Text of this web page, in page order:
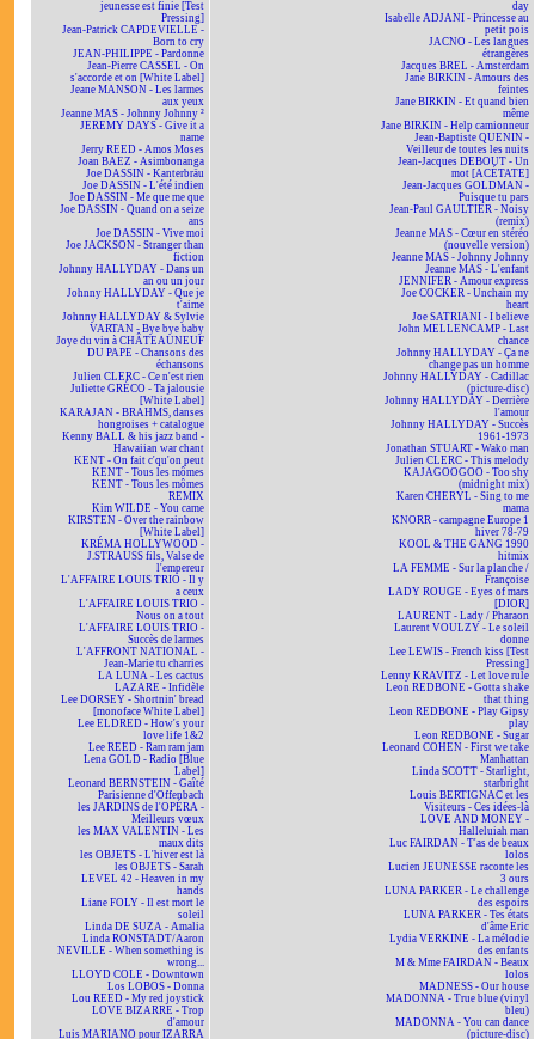
jeunesse est finie [Test
Pressing]
Jean-Patrick CAPDEVIELLE -
Born to cry
JEAN-PHILIPPE - Pardonne
Jean-Pierre CASSEL - On
s'accorde et on [White Label]
Jeane MANSON - Les larmes
aux yeux
Jeanne MAS - Johnny Johnny ²
JEREMY DAYS - Give it a
name
Jerry REED - Amos Moses
Joan BAEZ - Asimbonanga
Joe DASSIN - Kanterbräu
Joe DASSIN - L'été indien
Joe DASSIN - Me que me que
Joe DASSIN - Quand on a seize
ans
Joe DASSIN - Vive moi
Joe JACKSON - Stranger than
fiction
Johnny HALLYDAY - Dans un
an ou un jour
Johnny HALLYDAY - Que je
t'aime
Johnny HALLYDAY & Sylvie
VARTAN - Bye bye baby
Joye du vin à CHÂTEAUNEUF
DU PAPE - Chansons des
échansons
Julien CLERC - Ce n'est rien
Juliette GRÉCO - Ta jalousie
[White Label]
KARAJAN - BRAHMS, danses
hongroises + catalogue
Kenny BALL & his jazz band -
Hawaiian war chant
KENT - On fait c'qu'on peut
KENT - Tous les mômes
KENT - Tous les mômes
REMIX
Kim WILDE - You came
KIRSTEN - Over the rainbow
[White Label]
KRÉMA HOLLYWOOD -
J.STRAUSS fils, Valse de
l'empereur
L'AFFAIRE LOUIS TRIO - Il y
a ceux
L'AFFAIRE LOUIS TRIO -
Nous on a tout
L'AFFAIRE LOUIS TRIO -
Succès de larmes
L'AFFRONT NATIONAL -
Jean-Marie tu charries
LA LUNA - Les cactus
LAZARE - Infidèle
Lee DORSEY - Shortnin' bread
[monoface White Label]
Lee ELDRED - How's your
love life 1&2
Lee REED - Ram ram jam
Lena GOLD - Radio [Blue
Label]
Leonard BERNSTEIN - Gaîté
Parisienne d'Offenbach
les JARDINS de l'OPÉRA -
Meilleurs vœux
les MAX VALENTIN - Les
maux dits
les OBJETS - L'hiver est là
les OBJETS - Sarah
LEVEL 42 - Heaven in my
hands
Liane FOLY - Il est mort le
soleil
Linda DE SUZA - Amalia
Linda RONSTADT/Aaron
NEVILLE - When something is
wrong...
LLOYD COLE - Downtown
Los LOBOS - Donna
Lou REED - My red joystick
LOVE BIZARRE - Trop
d'amour
Luis MARIANO pour IZARRA
day
Isabelle ADJANI - Princesse au
petit pois
JACNO - Les langues
étrangères
Jacques BREL - Amsterdam
Jane BIRKIN - Amours des
feintes
Jane BIRKIN - Et quand bien
même
Jane BIRKIN - Help camionneur
Jean-Baptiste QUENIN -
Veilleur de toutes les nuits
Jean-Jacques DEBOUT - Un
mot [ACÉTATE]
Jean-Jacques GOLDMAN -
Puisque tu pars
Jean-Paul GAULTIER - Noisy
(remix)
Jeanne MAS - Cœur en stéréo
(nouvelle version)
Jeanne MAS - Johnny Johnny
Jeanne MAS - L'enfant
JENNIFER - Amour express
Joe COCKER - Unchain my
heart
Joe SATRIANI - I believe
John MELLENCAMP - Last
chance
Johnny HALLYDAY - Ça ne
change pas un homme
Johnny HALLYDAY - Cadillac
(picture-disc)
Johnny HALLYDAY - Derrière
l'amour
Johnny HALLYDAY - Succès
1961-1973
Jonathan STUART - Wako man
Julien CLERC - This melody
KAJAGOOGOO - Too shy
(midnight mix)
Karen CHERYL - Sing to me
mama
KNORR - campagne Europe 1
hiver 78-79
KOOL & THE GANG 1990
hitmix
LA FEMME - Sur la planche /
Françoise
LADY ROUGE - Eyes of mars
[DIOR]
LAURENT - Lady / Pharaon
Laurent VOULZY - Le soleil
donne
Lee LEWIS - French kiss [Test
Pressing]
Lenny KRAVITZ - Let love rule
Leon REDBONE - Gotta shake
that thing
Leon REDBONE - Play Gipsy
play
Leon REDBONE - Sugar
Leonard COHEN - First we take
Manhattan
Linda SCOTT - Starlight,
starbright
Louis BERTIGNAC et les
Visiteurs - Ces idées-là
LOVE AND MONEY -
Halleluiah man
Luc FAIRDAN - T'as de beaux
lolos
Lucien JEUNESSE raconte les
3 ours
LUNA PARKER - Le challenge
des espoirs
LUNA PARKER - Tes états
d'âme Eric
Lydia VERKINE - La mélodie
des enfants
M & Mme FAIRDAN - Beaux
lolos
MADNESS - Our house
MADONNA - True blue (vinyl
bleu)
MADONNA - You can dance
(picture-disc)